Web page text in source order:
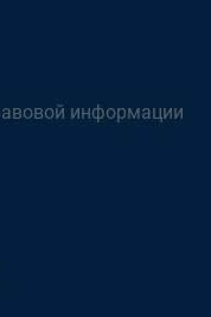
информации